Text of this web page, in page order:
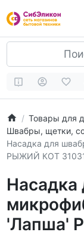
Товары для
Швабры, щетки,
Насадка для
РЫЖИЙ КОТ
Насадка
'Лапша'